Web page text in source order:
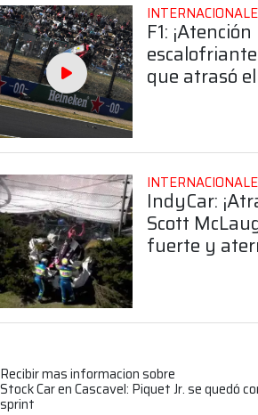
F1:
que atrasó
IndyCar:
Scott
fuerte y
Recibir mas informacion sobre
Stock Car en Cascavel: Piquet Jr. se quedó
sprint